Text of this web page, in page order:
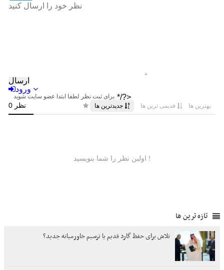
تازه ترین ها
تلاش برای حفظ گارد قدیم یا ترسیم خاورمیانه جدید؟